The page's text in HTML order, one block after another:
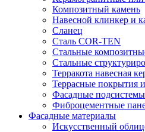
Композитный камень
Навесной клинкер и
Сланец
Сталь COR-TEN
Стальные
Стальные
Терракота навесная
Террасные покрытия
Фасадные подсистемы
Фиброцементные
Фасадные материалы
Искусственный